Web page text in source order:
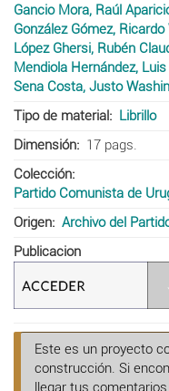
Gancio Mora, Raúl
González Gómez, Ricardo
López Ghersi, Rubén
Mendiola Hernández,
Sena Costa, Justo
Tipo de material
Librillo
Dimensión
17 pags.
Colección
Partido Comunista de
Origen
Archivo del
Publicacion
Este es un proyecto
construcción. Si
llegar tus comentarios